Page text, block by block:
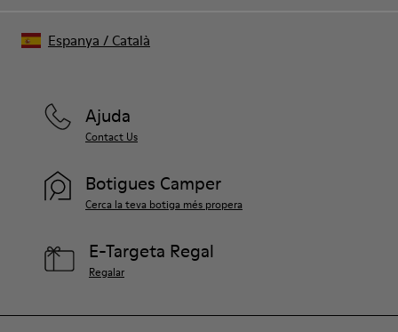
Ajuda
Contact Us
Botigues Camper
Cerca la teva botiga més propera
E-Targeta Regal
Regalar
Espanya / Català